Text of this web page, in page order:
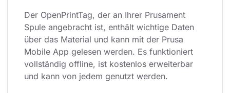
Der OpenPrintTag, der an Ihrer Prusament
Spule angebracht ist, enthält wichtige Daten
über das Material und kann mit der Prusa
Mobile App gelesen werden. Es funktioniert
vollständig offline, ist kostenlos erweiterbar
und kann von jedem genutzt werden.